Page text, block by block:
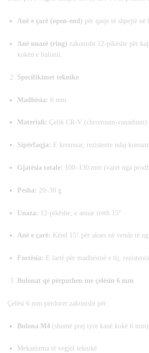
Anë e çarë (open-end) për qasje të shpejtë në
Anë unazë (ring) zakonisht 12-pikëshe për
kokën e bulonit.
Specifikimet teknike
Madhësia: 6 mm
Materiali: Çelik CR-V (chromium-
Sipërfaqja: E kromuar, rezistente ndaj
Gjatësia totale: 100–130 mm (varet nga
Pesha: 20–30 g
Unaza: 12-pikëshe, e anuar rreth 15°
Anë e çarë: Kënd 15° për akses në vende të
Fortësia: E lartë për madhësinë e tij,
Bulonat që përputhen me çelësin 6 mm
Çelësi 6 mm përdoret zakonisht për:
Bulona M4 (shumë prej tyre kanë kokë 6 mm)
Mekanizma të vegjël teknikë